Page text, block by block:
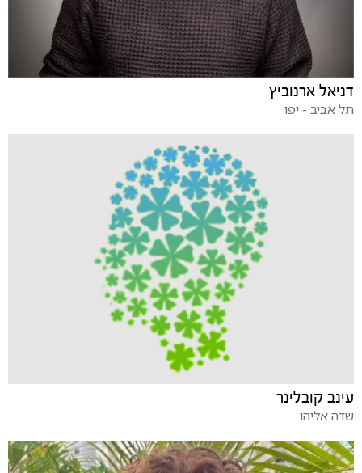
דניאל ארנוביץ
תל אביב - יפו
עינב קובלינר
שדה אליהו